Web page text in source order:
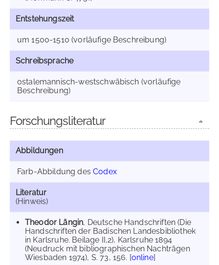
Entstehungszeit
um 1500-1510 (vorläufige Beschreibung)
Schreibsprache
ostalemannisch-westschwäbisch (vorläufige
Beschreibung)
Forschungsliteratur
Abbildungen
Farb-Abbildung desCodex
Literatur
(Hinweis)
Theodor Längin, Deutsche Handschriften (Die
Handschriften der Badischen Landesbibliothek
in Karlsruhe. Beilage II,2), Karlsruhe 1894
(Neudruck mit bibliographischen Nachträgen
Wiesbaden 1974), S. 73, 156. [online]